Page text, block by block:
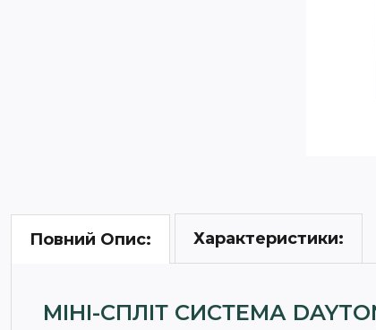
Повний Опис: Характеристики:
МІНІ-СПЛІТ СИСТЕМА